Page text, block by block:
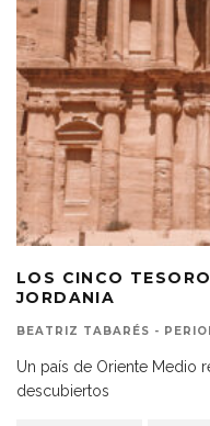
LOS CINCO
JORDANIA
BEATRIZ TABARÉS -
Un país de Oriente Medio
descubiertos